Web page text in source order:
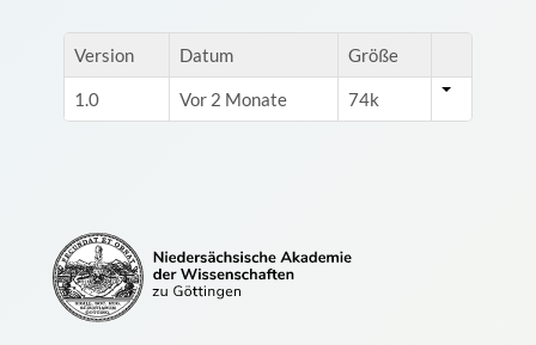
Version Datum Größe
1.0 Vor 2 Monate 74k